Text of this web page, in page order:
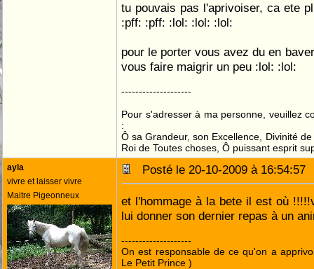
tu pouvais pas l'aprivoiser, ca ete
:pff: :pff: :lol: :lol: :lol:
pour le porter vous avez du en
vous faire maigrir un peu :lol: :lol:
--------------------
Pour s'adresser à ma personne, veuillez
:
Ô sa Grandeur, son Excellence, Divinité
Roi de Toutes choses, Ô puissant esprit
ayla
vivre et laisser vivre
Maitre Pigeonneux
Posté le 20-10-2009 à
et l'hommage à la bete il est où
lui donner son dernier repas à un
--------------------
On est responsable de ce qu'on a
Le Petit Prince )